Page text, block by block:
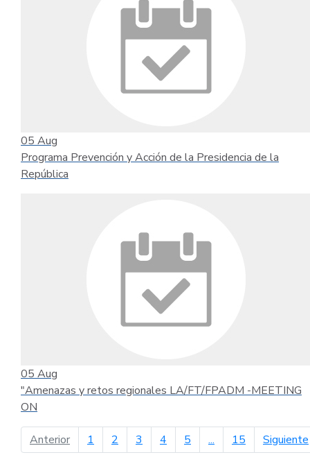
05 Aug
Programa Prevención y Acción de la Presidencia de la
República
05 Aug
"Amenazas y retos regionales LA/FT/FPADM -MEETING
ON
Anteriorpágina anterior
1 2 3 4 5 ... 15 Siguiente